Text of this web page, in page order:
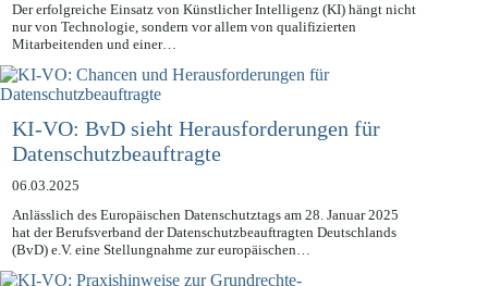
Der erfolgreiche Einsatz von Künstlicher Intelligenz (KI) hängt nicht
nur von Technologie, sondern vor allem von qualifizierten
Mitarbeitenden und einer…
KI-VO: BvD sieht Herausforderungen für
Datenschutzbeauftragte
06.03.2025
Anlässlich des Europäischen Datenschutztags am 28. Januar 2025
hat der Berufsverband der Datenschutzbeauftragten Deutschlands
(BvD) e.V. eine Stellungnahme zur europäischen…